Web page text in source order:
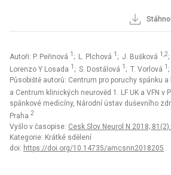
Autoři: P. Peřinová 1 ; L. Plchová 1 ; J. Bušková 1,2
Lorenzo Y Losada 1 ; S. Dostálová 1 ; T. Vorlová 1
Působiště autorů: Centrum pro poruchy spánku
a Centrum klinických neurověd 1. LF UK a VFN v
spánkové medicíny, Národní ústav duševního
Praha 2
Vyšlo v časopise: Cesk Slov Neurol N 2018;
Kategorie: Krátké sdělení
doi: https://doi.org/10.14735/amcsnn2018205